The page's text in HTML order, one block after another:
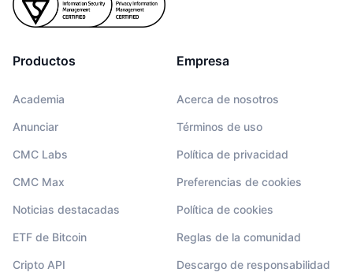
Productos
Academia
Anunciar
CMC Labs
CMC Max
Noticias destacadas
ETF de Bitcoin
Cripto API
Empresa
Acerca de nosotros
Términos de uso
Política de privacidad
Preferencias de cookies
Política de cookies
Reglas de la comunidad
Descargo de responsabilidad